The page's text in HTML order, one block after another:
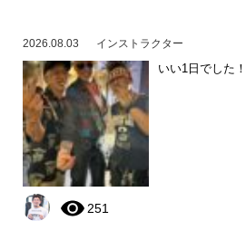
2026.08.03 インストラクター
いい1日でした！
251